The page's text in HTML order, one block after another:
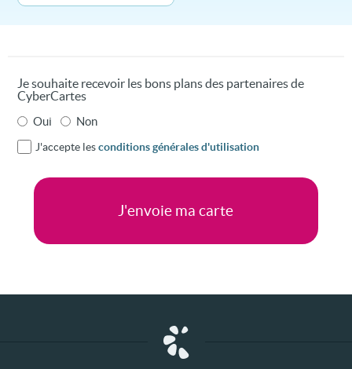
Je souhaite recevoir les bons plans des partenaires de
CyberCartes
Oui Non
J'accepte lesconditions générales d'utilisation